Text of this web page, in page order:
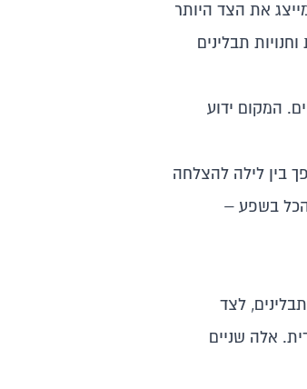
את הצד היותר
תבלינים
המקום ידוע
בין לילה להצלחה
הכל בשפע –
לצד
אלה שניים